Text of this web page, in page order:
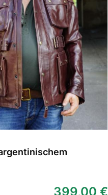
399,00 €